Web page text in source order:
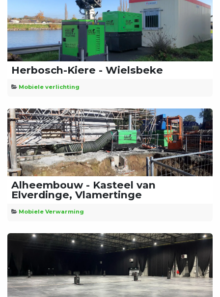
Herbosch-Kiere - Wielsbeke
Mobiele verlichting
Alheembouw - Kasteel van
Elverdinge, Vlamertinge
Mobiele Verwarming